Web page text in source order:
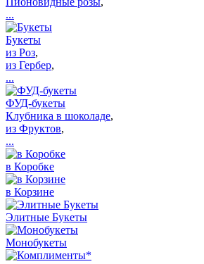
...
Букеты
из Роз,
из Гербер,
...
ФУД-букеты
Клубника в шоколаде,
из Фруктов,
...
в Коробке
в Корзине
Элитные Букеты
Монобукеты